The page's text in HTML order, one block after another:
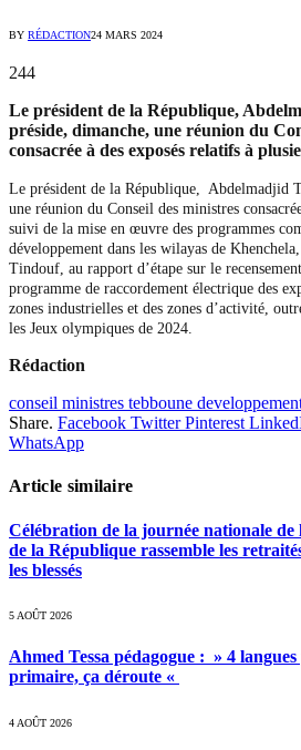
BY RÉDACTION24 MARS 2024
244
Le président de la République,
préside, dimanche, une réunion du
consacrée à des exposés relatifs à
Le président de la République, Abdelmadjid
une réunion du Conseil des ministres
suivi de la mise en œuvre des programmes
développement dans les wilayas de
Tindouf, au rapport d’étape sur le
programme de raccordement électrique des
zones industrielles et des zones d’activité,
les Jeux olympiques de 2024.
Rédaction
conseil ministres tebboune
Share. Facebook Twitter Pinterest
WhatsApp
Article similaire
Célébration de la journée nationale de
de la République rassemble les
les blessés
5 AOÛT 2026
Ahmed Tessa pédagogue : » 4
primaire, ça déroute «
4 AOÛT 2026